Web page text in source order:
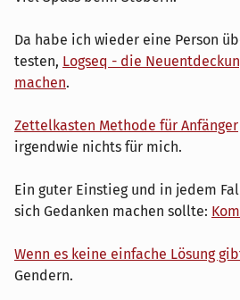
Da habe ich wieder eine Person
testen, Logseq - die
machen.
Zettelkasten Methode für Anfänger
irgendwie nichts für mich.
Ein guter Einstieg und in jedem
sich Gedanken machen sollte:
Wenn es keine einfache Lösung
Gendern.